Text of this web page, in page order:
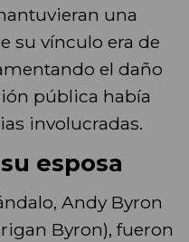
una
su vínculo era de
el daño
pública había
involucradas.
esposa
Andy Byron
Byron), fueron